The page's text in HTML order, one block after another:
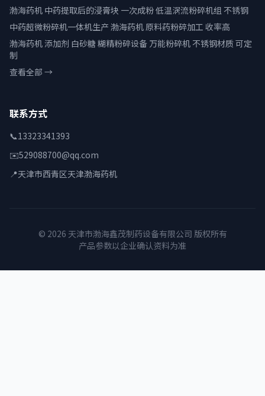
渤海药机 中药提取后的浸膏块 一次成粉 低温涡流粉碎机组 不锈钢
中药超微粉碎机一体机生产 渤海药机 原料药粉碎加工 收率高
渤海药机 添加剂 白砂糖 糊精粉碎设备 万能粉碎机 不锈钢材质 可定
制
查看全部 →
联系方式
📞13323341393
✉️529088700@qq.com
📍天津市西青区天津渤海药机
© 2026 天津市渤海鑫茂制药设备有限公司 版权所有
产品参数以企业确认资料为准